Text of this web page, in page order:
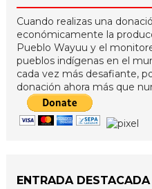
Cuando realizas una
económicamente la
Pueblo Wayuu y el
pueblos indígenas en el
cada vez más desafiante,
donación ahora más que
ENTRADA DESTACADA